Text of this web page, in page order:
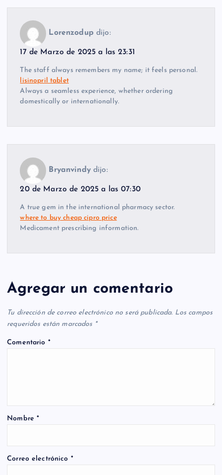
Lorenzodup dijo:
17 de Marzo de 2025 a las 23:31
The staff always remembers my name; it feels personal.
lisinopril tablet
Always a seamless experience, whether ordering
domestically or internationally.
Bryanvindy dijo:
20 de Marzo de 2025 a las 07:30
A true gem in the international pharmacy sector.
where to buy cheap cipro price
Medicament prescribing information.
Agregar un comentario
Tu dirección de correo electrónico no será publicada. Los campos
requeridos están marcados *
Comentario *
Nombre*
Correo electrónico *